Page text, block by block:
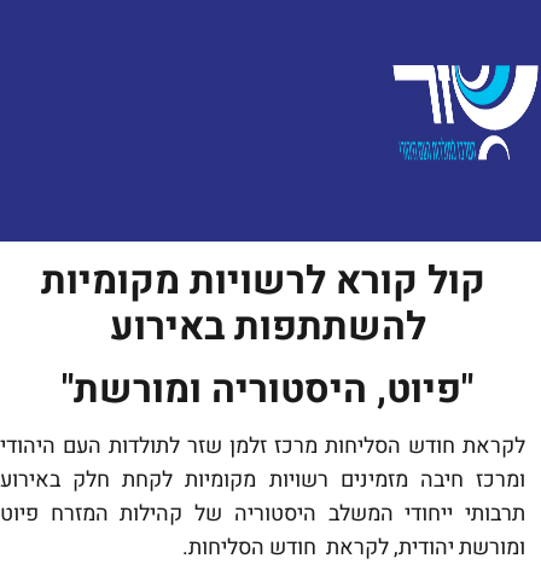
קול קורא לרשויות מקומיות
להשתתפות באירוע
"פיוט, היסטוריה ומורשת"
לקראת חודש הסליחות מרכז זלמן שזר לתולדות העם היהודי
ומרכז חיבה מזמינים רשויות מקומיות לקחת חלק באירוע
תרבותי ייחודי המשלב היסטוריה של קהילות המזרח פיוט
ומורשת יהודית, לקראת חודש הסליחות.